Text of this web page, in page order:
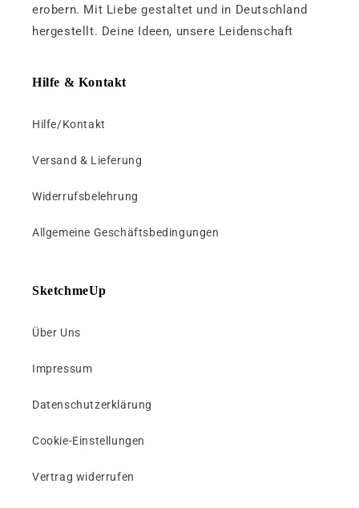
erobern. Mit Liebe gestaltet und in Deutschland
hergestellt. Deine Ideen, unsere Leidenschaft
Hilfe & Kontakt
Hilfe/Kontakt
Versand & Lieferung
Widerrufsbelehrung
Allgemeine Geschäftsbedingungen
SketchmeUp
Über Uns
Impressum
Datenschutzerklärung
Cookie-Einstellungen
Vertrag widerrufen